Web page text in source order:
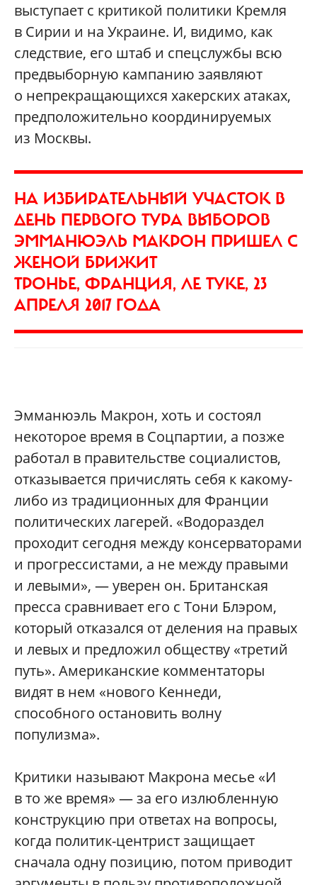
выступает с критикой политики Кремля
в Сирии и на Украине. И, видимо, как
следствие, его штаб и спецслужбы всю
предвыборную кампанию заявляют
о непрекращающихся хакерских атаках,
предположительно координируемых
из Москвы.
НА ИЗБИРАТЕЛЬНЫЙ УЧАСТОК В
ДЕНЬ ПЕРВОГО ТУРА ВЫБОРОВ
ЭММАНЮЭЛЬ МАКРОН ПРИШЕЛ С
ЖЕНОЙ БРИЖИТ
ТРОНЬЕ, ФРАНЦИЯ, ЛЕ ТУКЕ, 23
АПРЕЛЯ 2017 ГОДА
Эмманюэль Макрон, хоть и состоял
некоторое время в Соцпартии, а позже
работал в правительстве социалистов,
отказывается причислять себя к какому-
либо из традиционных для Франции
политических лагерей. «Водораздел
проходит сегодня между консерваторами
и прогрессистами, а не между правыми
и левыми», — уверен он. Британская
пресса сравнивает его с Тони Блэром,
который отказался от деления на правых
и левых и предложил обществу «третий
путь». Американские комментаторы
видят в нем «нового Кеннеди,
способного остановить волну
популизма».
Критики называют Макрона месье «И
в то же время» — за его излюбленную
конструкцию при ответах на вопросы,
когда политик-центрист защищает
сначала одну позицию, потом приводит